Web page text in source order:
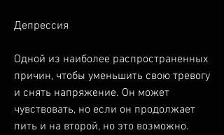
Депрессия
Одной из наиболее распространенных
причин, чтобы уменьшить свою тревогу
и снять напряжение. Он может
чувствовать, но если он продолжает
пить и на второй, но это возможно.